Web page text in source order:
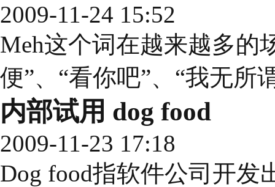
2009-11-24 15:52
Meh这个词在越来越多的
便”、“看你吧”、“我无所
内部试用 dog food
2009-11-23 17:18
Dog food指软件公司开发